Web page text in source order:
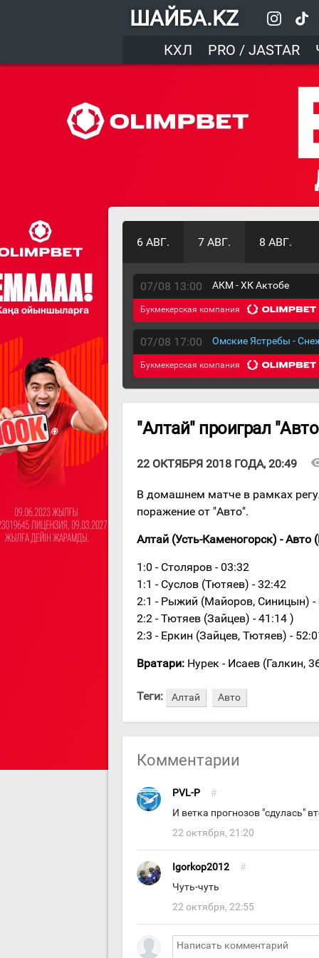
ШАЙБА.KZ
КХЛ
PRO / JASTAR
6 АВГ. 7 АВГ. 8 АВГ.
07/08 13:00 АКМ - ХК Актобе
Букмекерская компания
07/08 17:00 Омские Ястребы -
Букмекерская компания
"Алтай" проиграл
22 ОКТЯБРЯ 2018 ГОДА, 20:49
В домашнем матче в рамках
поражение от "Авто".
Алтай (Усть-Каменогорск) - Авто
1:0 - Столяров - 03:32
1:1 - Суслов (Тютяев) - 32:42
2:1 - Рыжий (Майоров, Синицын) -
2:2 - Тютяев (Зайцев) - 41:14 )
2:3 - Еркин (Зайцев, Тютяев) -
Вратари: Нурек - Исаев (Галкин,
Теги: Алтай Авто
Комментарии
PVL-P #
И ветка прогнозов "сдулась"
22 октября, 21:20
Igorkop2012 #
Чуть-чуть
22 октября, 22:55